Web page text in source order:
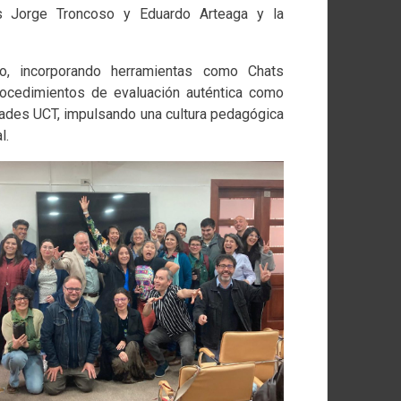
Troncoso y Eduardo Arteaga y la
incorporando herramientas como Chats
de evaluación auténtica como
UCT, impulsando una cultura pedagógica